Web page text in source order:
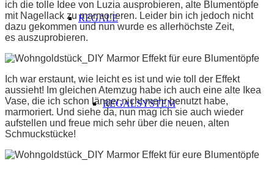
REGALE
REGALSYSTEM
ich die tolle Idee von Luzia ausprobieren, alte Blumentöpfe
mit Nagellack zu marmorieren. Leider bin ich jedoch nicht
dazu gekommen und nun wurde es allerhöchste Zeit,
es auszuprobieren.
Ich war erstaunt, wie leicht es ist und wie toll der Effekt
aussieht! Im gleichen Atemzug habe ich auch eine alte Ikea
Vase, die ich schon länger nicht mehr benutzt habe,
marmoriert. Und siehe da, nun mag ich sie auch wieder
aufstellen und freue mich sehr über die neuen, alten
Schmuckstücke!